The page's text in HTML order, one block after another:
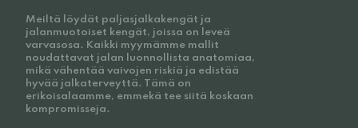
Meiltä löydät paljasjalkakengät ja
jalanmuotoiset kengät, joissa on leveä
varvasosa. Kaikki myymämme mallit
noudattavat jalan luonnollista anatomiaa,
mikä vähentää vaivojen riskiä ja edistää
hyvää jalkaterveyttä. Tämä on
erikoisalaamme, emmekä tee siitä koskaan
kompromisseja.